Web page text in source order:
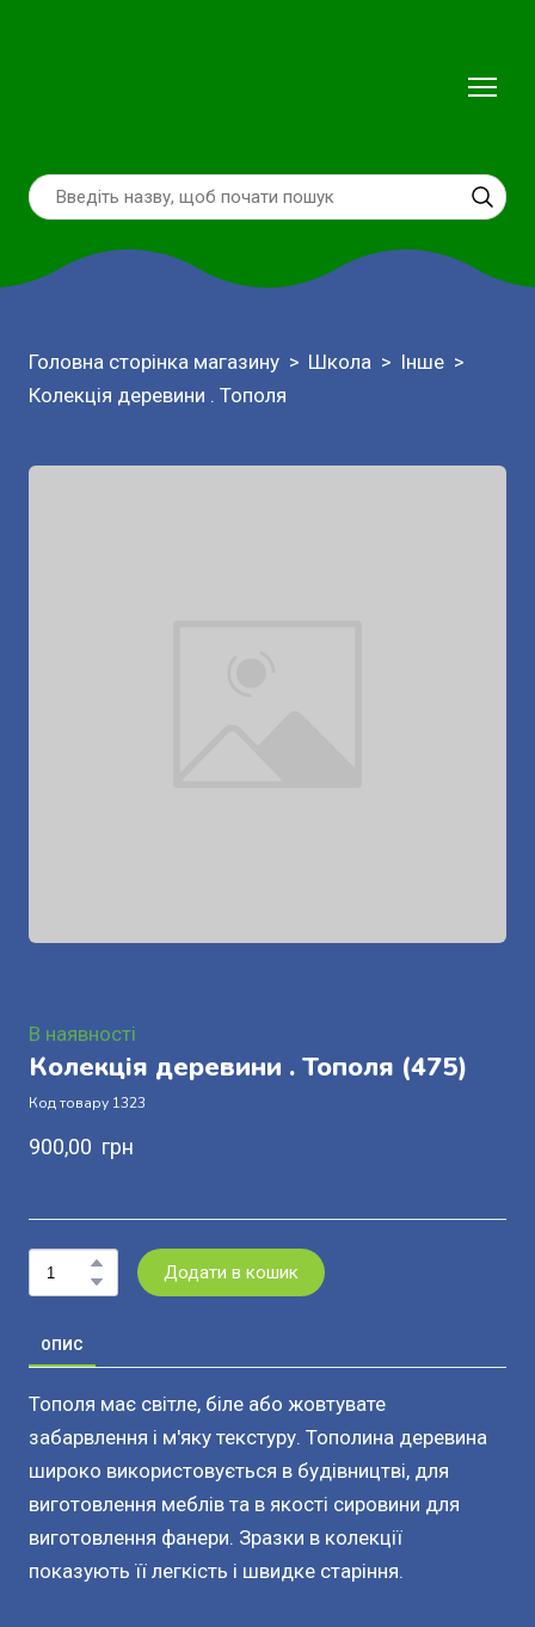
Головна сторінка магазину Школа
Інше
Колекція деревини . Тополя
В наявності
Колекція деревини . Тополя (475)
Код товару 1323
900,00  грн
Додати в кошик
ОПИС
Тополя має світле, біле або жовтувате
забарвлення і м'яку текстуру. Тополина деревина
широко використовується в будівництві, для
виготовлення меблів та в якості сировини для
виготовлення фанери. Зразки в колекції
показують її легкість і швидке старіння.